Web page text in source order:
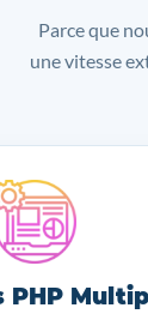
Parce que
une vitesse
PHP